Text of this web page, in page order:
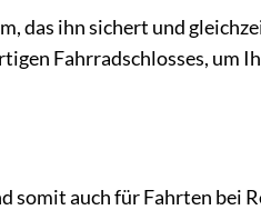
das ihn sichert und
Fahrradschlosses, um
somit auch für Fahrten bei